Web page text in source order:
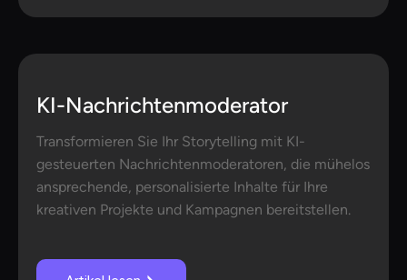
KI-Nachrichtenmoderator
Transformieren Sie Ihr Storytelling mit KI-
gesteuerten Nachrichtenmoderatoren, die mühelos
ansprechende, personalisierte Inhalte für Ihre
kreativen Projekte und Kampagnen bereitstellen.